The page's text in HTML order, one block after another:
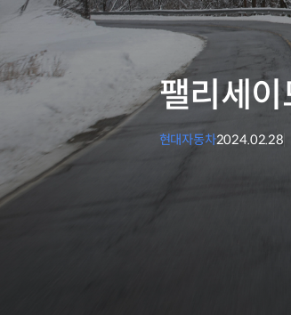
팰리세
현대자동차2024.02.28